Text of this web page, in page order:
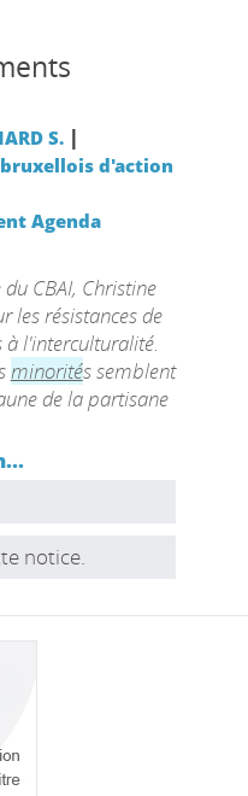
S. |
d'action
Agenda
CBAI, Christine
les résistances de
à l'interculturalité.
minorités semblent
de la partisane
notice.